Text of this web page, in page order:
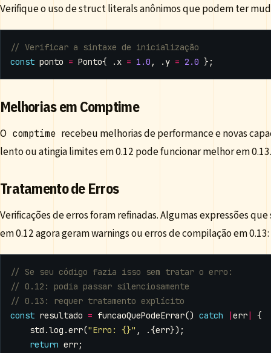
Verifique o uso de struct literals anônimos que podem ter
const ponto = Ponto{ . x = 1.0 , . y = 2.0 };
Melhorias em Comptime
O comptime recebeu melhorias de performance e novas
lento ou atingia limites em 0.12 pode funcionar melhor em 0.13.
Tratamento de Erros
Verificações de erros foram refinadas. Algumas expressões
em 0.12 agora geram warnings ou erros de compilação em 0.13:
const resultado = funcaoQuePodeErrar() catch |err|
{
std .log .err("Erro: {}" , .{err});
return err;